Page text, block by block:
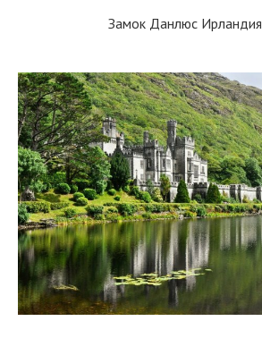
Замок Данлюс Ирландия